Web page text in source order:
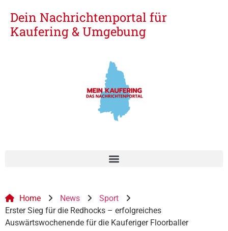
Dein Nachrichtenportal für
Kaufering & Umgebung
Home News
Sport
Erster Sieg für die Redhocks – erfolgreiches
Auswärtswochenende für die Kauferiger Floorballer